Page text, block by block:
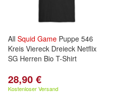
All Squid Game Puppe 546
Kreis Viereck Dreieck Netflix
SG Herren Bio T-Shirt
28,90 €
Kostenloser Versand